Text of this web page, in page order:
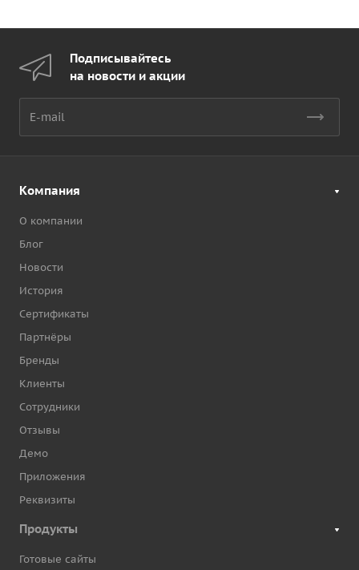
Подписывайтесь
на новости и акции
Компания
О компании
Блог
Новости
История
Сертификаты
Партнёры
Бренды
Клиенты
Сотрудники
Отзывы
Демо
Приложения
Реквизиты
Продукты
Готовые сайты